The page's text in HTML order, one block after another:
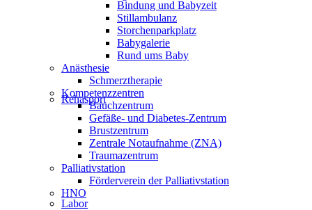
Rehasport
Labor
Bindung und Babyzeit
Stillambulanz
Storchenparkplatz
Babygalerie
Rund ums Baby
Anästhesie
Schmerztherapie
Kompetenzzentren
Bauchzentrum
Gefäße- und Diabetes-Zentrum
Brustzentrum
Zentrale Notaufnahme (ZNA)
Traumazentrum
Palliativstation
Förderverein der Palliativstation
HNO